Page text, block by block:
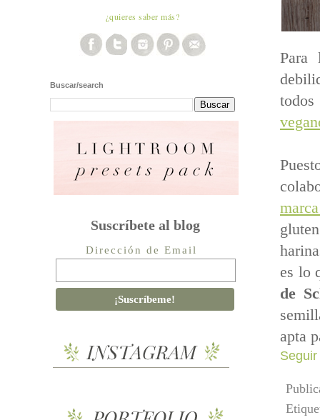
Para
es lo
de
apta
¿quieres saber más?
Buscar/search
Suscríbete al blog
Dirección de Email